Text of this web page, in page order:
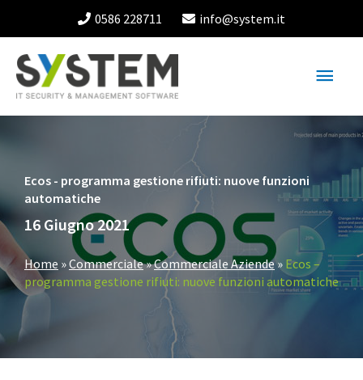
0586 228711 info@system.it
Ecos - programma gestione rifiuti: nuove funzioni
automatiche
16 Giugno 2021
Home »Commerciale»Commerciale Aziende» Ecos –
programma gestione rifiuti: nuove funzioni automatiche